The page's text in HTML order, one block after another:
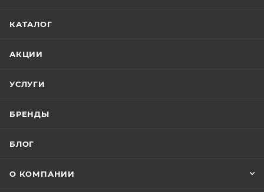
КАТАЛОГ
АКЦИИ
УСЛУГИ
БРЕНДЫ
БЛОГ
О КОМПАНИИ